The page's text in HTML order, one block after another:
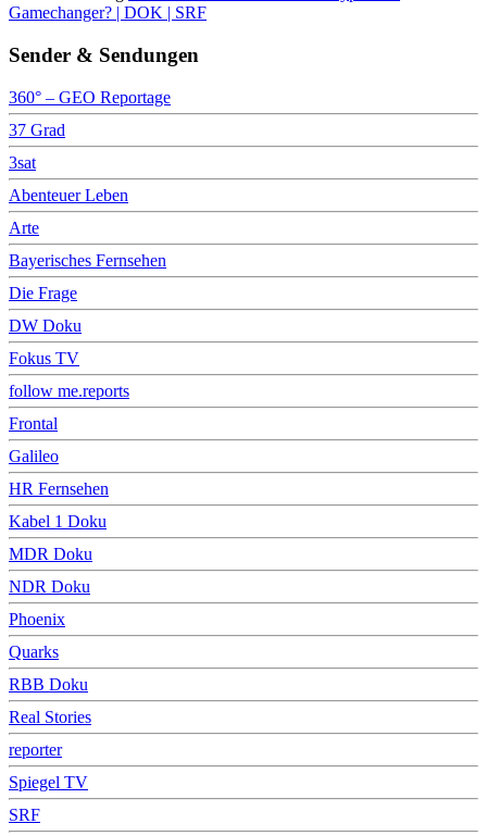
Gamechanger? | DOK | SRF
Sender & Sendungen
360° – GEO Reportage
37 Grad
3sat
Abenteuer Leben
Arte
Bayerisches Fernsehen
Die Frage
DW Doku
Fokus TV
follow me.reports
Frontal
Galileo
HR Fernsehen
Kabel 1 Doku
MDR Doku
NDR Doku
Phoenix
Quarks
RBB Doku
Real Stories
reporter
Spiegel TV
SRF